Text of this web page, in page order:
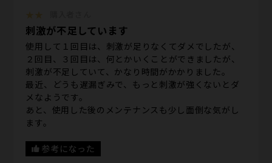
刺激が不足しています
使用して１回目は、刺激が足りなくてダメでしたが、
２回目、３回目は、何とかいくことができましたが、
刺激が不足していて、かなり時間がかかりました。
最近、どうも遅漏ぎみで、もっと刺激が強くないとダ
メなようです。
あと、使用した後のメンテナンスも少し面倒な気がし
ます。
参考になった